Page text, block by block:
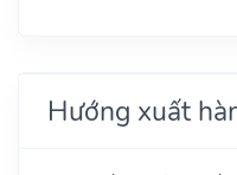
Hướng xuất